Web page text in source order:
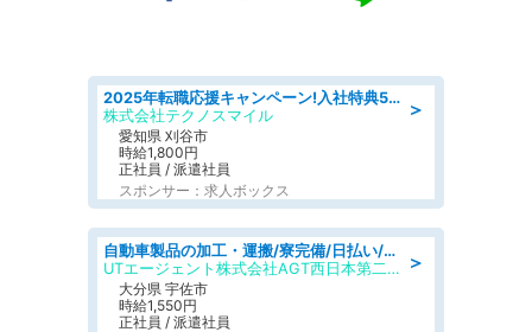
＞
2025年転職応援キャンペーン!入社特典58万円/デンソーで働こう!自動車工場で小型部品の検査業務 denso aichi
株式会社テクノスマイル
愛知県 刈谷市
時給1,800円
正社員 / 派遣社員
スポンサー：求人ボックス
＞
自動車製品の加工・運搬/寮完備/日払い/工場・製造
UTエージェント株式会社AGT西日本第二CU
大分県 宇佐市
時給1,550円
正社員 / 派遣社員